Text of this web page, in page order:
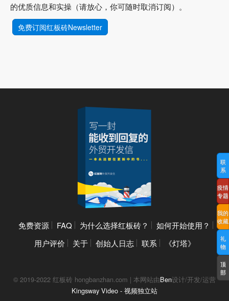
的优质信息和实操（请放心，你可随时取消订阅）。
免费订阅红板砖Newsletter
免费资源 FAQ 为什么选择红板砖？
如何开始使用？
用户评价
关于 创始人日志 联系 《灯塔》
© 2019-2022 红板砖 hongbanzhan.com | 本网站由Ben设计/开发/运营
Kingsway Video - 视频独立站
联
系
疫情
专题
我的
收藏
礼
物
顶
部